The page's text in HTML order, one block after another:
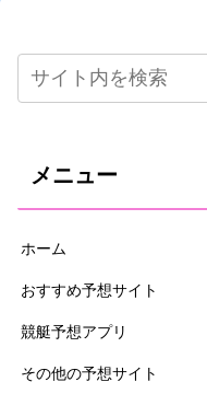
メニュー
ホーム
おすすめ予想サイト
競艇予想アプリ
その他の予想サイト